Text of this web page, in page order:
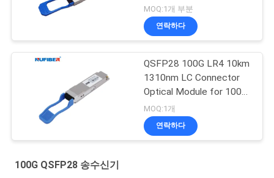
LR4
MOQ:1개 부분
연락하다
QSFP28 100G LR4 10km
1310nm LC Connector
Optical Module for 100G
QSFP28 Transceiver
MOQ:1개
연락하다
100G QSFP28 송수신기